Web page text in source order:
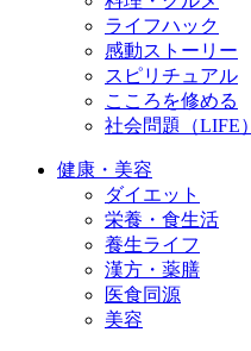
ライフハック
感動ストーリー
スピリチュアル
こころを修める
社会問題（LIFE）
健康・美容
ダイエット
栄養・食生活
養生ライフ
漢方・薬膳
医食同源
美容